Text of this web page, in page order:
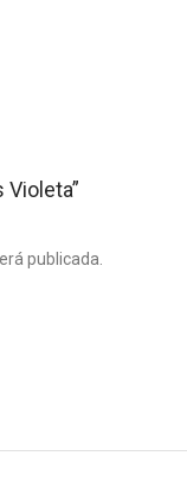
Violeta”
publicada.